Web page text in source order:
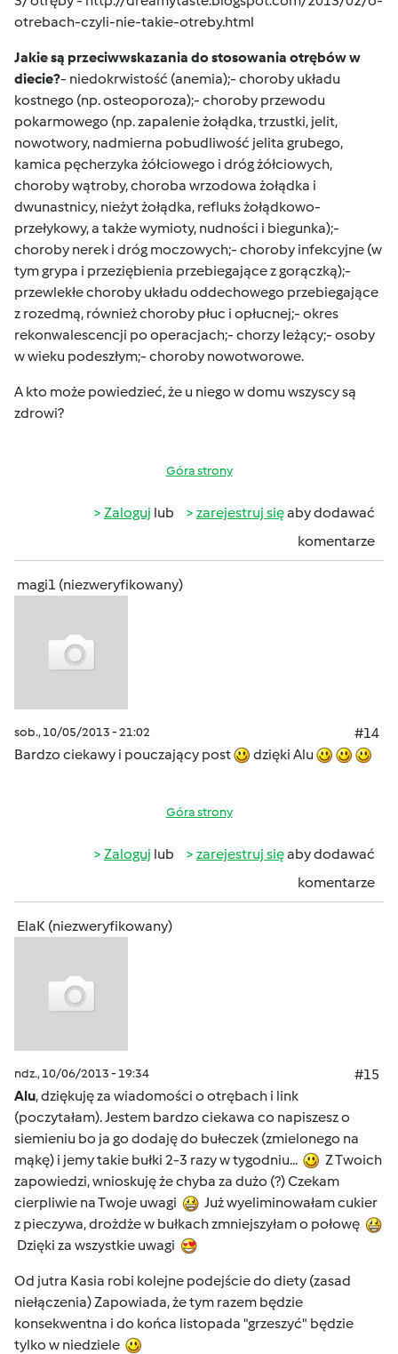
otrebach-czyli-nie-takie-otreby.html
Jakie są przeciwwskazania do stosowania otrębów w
diecie?- niedokrwistość (anemia);- choroby układu
kostnego (np. osteoporoza);- choroby przewodu
pokarmowego (np. zapalenie żołądka, trzustki, jelit,
nowotwory, nadmierna pobudliwość jelita grubego,
kamica pęcherzyka żółciowego i dróg żółciowych,
choroby wątroby, choroba wrzodowa żołądka i
dwunastnicy, nieżyt żołądka, refluks żołądkowo-
przełykowy, a także wymioty, nudności i biegunka);-
choroby nerek i dróg moczowych;- choroby infekcyjne (w
tym grypa i przeziębienia przebiegające z gorączką);-
przewlekłe choroby układu oddechowego przebiegające
z rozedmą, również choroby płuc i opłucnej;- okres
rekonwalescencji po operacjach;- chorzy leżący;- osoby
w wieku podeszłym;- choroby nowotworowe.
A kto może powiedzieć, że u niego w domu wszyscy są
zdrowi?
Góra strony
Zaloguj lub zarejestruj sięaby dodawać
komentarze
magi1 (niezweryfikowany)
sob., 10/05/2013 - 21:02
#14
Bardzo ciekawy i pouczający post
dzięki Alu
Góra strony
Zaloguj lub zarejestruj sięaby dodawać
komentarze
ElaK (niezweryfikowany)
ndz., 10/06/2013 - 19:34
#15
Alu, dziękuję za wiadomości o otrębach i link
(poczytałam). Jestem bardzo ciekawa co napiszesz o
siemieniu bo ja go dodaję do bułeczek (zmielonego na
mąkę) i jemy takie bułki 2-3 razy w tygodniu...
Z Twoich
zapowiedzi, wnioskuję że chyba za dużo (?) Czekam
cierpliwie na Twoje uwagi
Już wyeliminowałam cukier
z pieczywa, drożdże w bułkach zmniejszyłam o połowę
Dzięki za wszystkie uwagi
Od jutra Kasia robi kolejne podejście do diety (zasad
niełączenia) Zapowiada, że tym razem będzie
konsekwentna i do końca listopada "grzeszyć" będzie
tylko w niedziele